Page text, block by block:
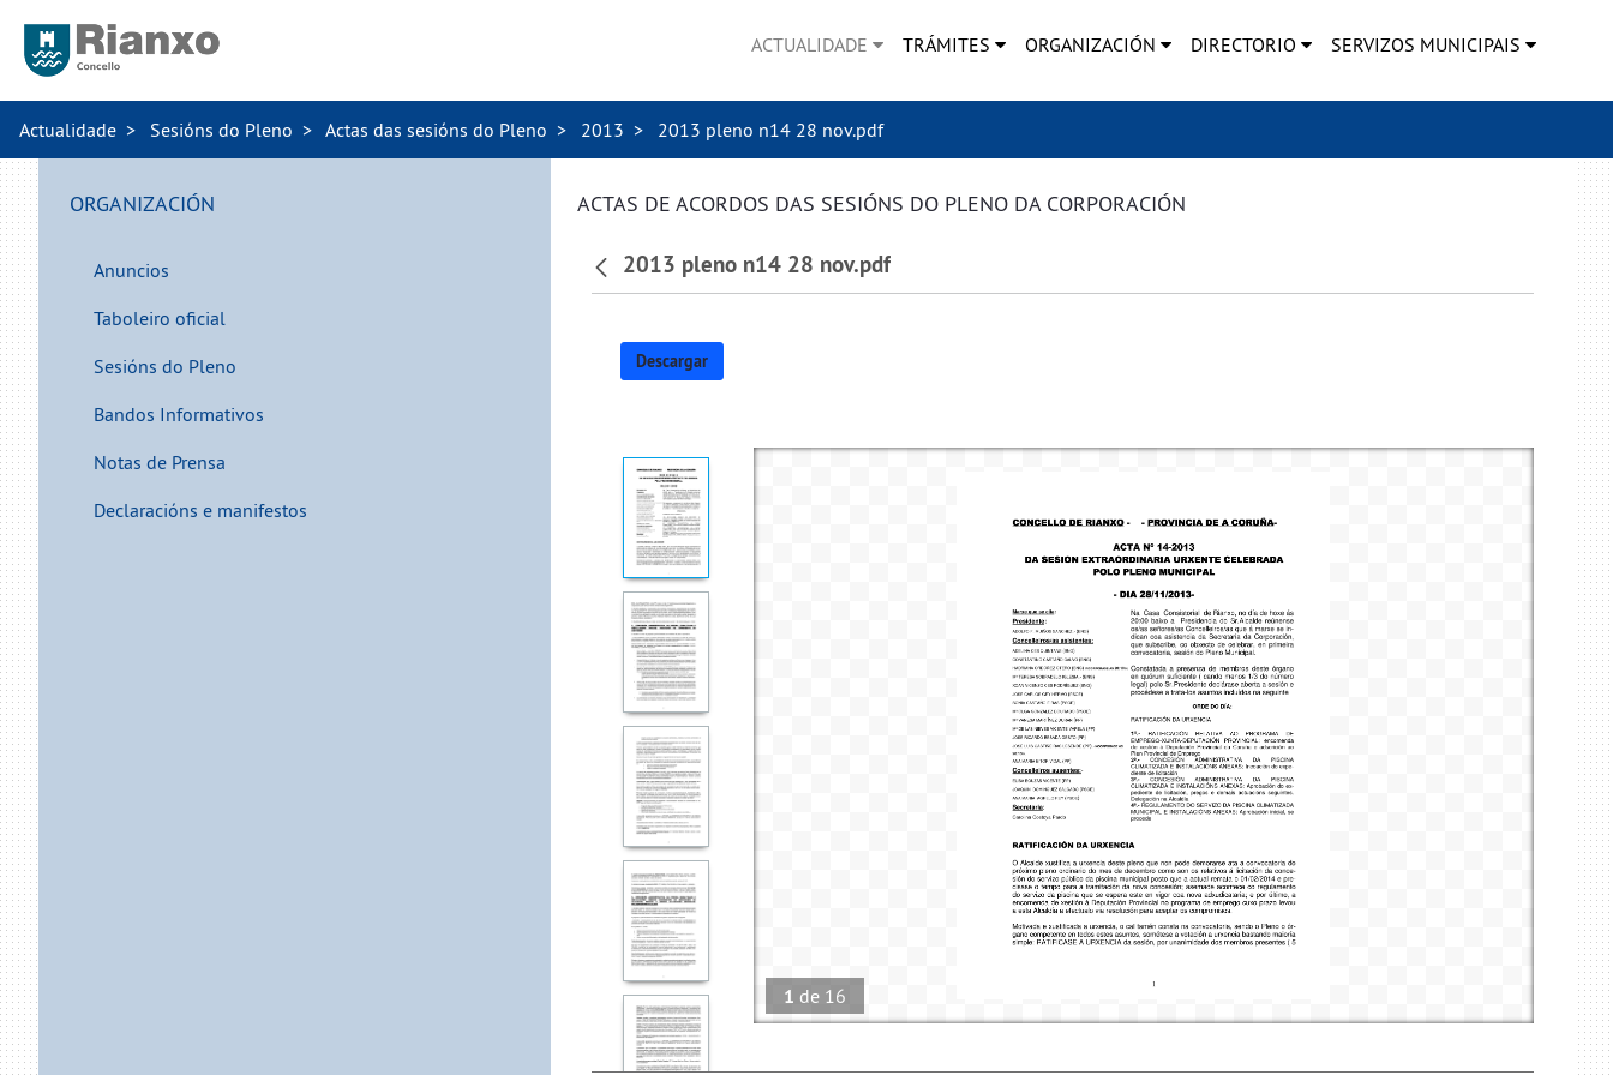
ACTUALIDADE TRÁMITES ORGANIZACIÓN DIRECTORIO SERVIZOS MUNICIPAIS
Actualidade Sesións do Pleno Actas das sesións do Pleno 2013 2013 pleno n14 28 nov.pdf
ORGANIZACIÓN
Anuncios
Taboleiro oficial
Sesións do Pleno
Bandos Informativos
Notas de Prensa
Declaracións e manifestos
ACTAS DE ACORDOS DAS SESIÓNS DO PLENO DA CORPORACIÓN
2013 pleno n14 28 nov.pdf
Descargar
1 de 16